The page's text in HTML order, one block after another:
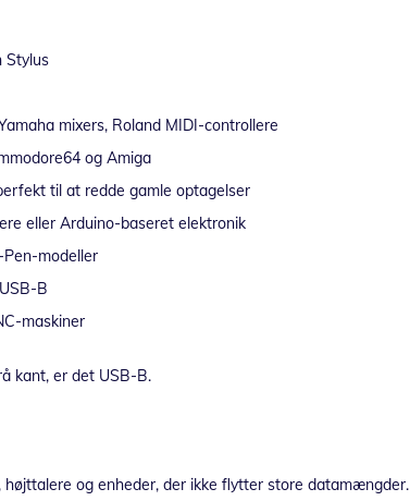
Stylus
mixers, Roland MIDI-controllere
og Amiga
til at redde gamle optagelser
eller Arduino-baseret elektronik
modeller
B
maskiner
kant, er det USB-B.
og enheder, der ikke flytter store datamængder.